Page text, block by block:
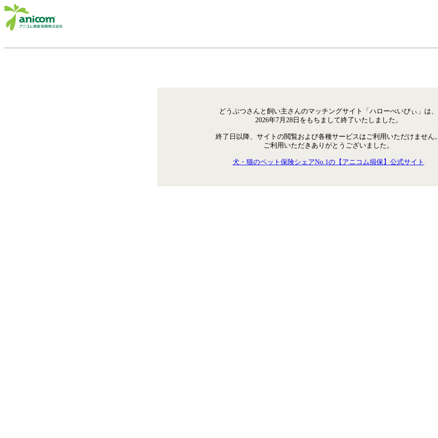
どうぶつさんと飼い主さんのマッチングサイト「ハローべいびぃ」は、
2026年7月28日をもちまして終了いたしました。
終了日以降、サイトの閲覧および各種サービスはご利用いただけません
ご利用いただきありがとうございました。
犬・猫のペット保険シェアNo.1の【アニコム損保】公式サイト